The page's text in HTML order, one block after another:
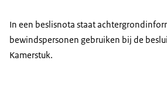
In een beslisnota staat
bewindspersonen gebruiken bij de
Kamerstuk.